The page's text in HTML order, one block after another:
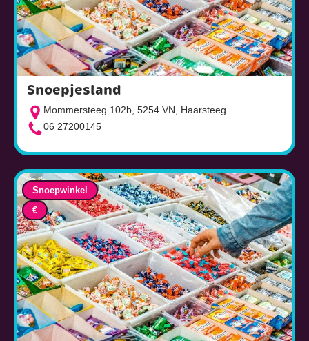
Snoepjesland
Mommersteeg 102b, 5254 VN, Haarsteeg
06 27200145
Snoepwinkel
€